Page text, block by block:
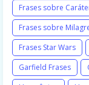
Frases sobre
Frases sobre
Frases Star Wars
Garfield Frases